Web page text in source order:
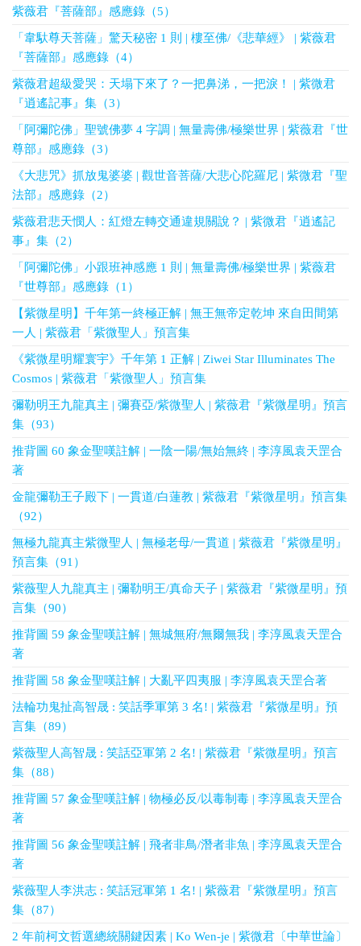
紫薇君『菩薩部』感應錄（5）
「韋馱尊天菩薩」驚天秘密 1 則 | 樓至佛/《悲華經》 | 紫薇君
『菩薩部』感應錄（4）
紫薇君超級愛哭：天塌下來了？一把鼻涕，一把淚！ | 紫微君
『逍遙記事』集（3）
「阿彌陀佛」聖號佛夢 4 字調 | 無量壽佛/極樂世界 | 紫薇君『世
尊部』感應錄（3）
《大悲咒》抓放鬼婆婆 | 觀世音菩薩/大悲心陀羅尼 | 紫微君『聖
法部』感應錄（2）
紫薇君悲天憫人：紅燈左轉交通違規關說？ | 紫微君『逍遙記
事』集（2）
「阿彌陀佛」小跟班神感應 1 則 | 無量壽佛/極樂世界 | 紫薇君
『世尊部』感應錄（1）
【紫微星明】千年第一終極正解 | 無王無帝定乾坤 來自田間第
一人 | 紫薇君「紫微聖人」預言集
《紫微星明耀寰宇》千年第 1 正解 | Ziwei Star Illuminates The
Cosmos | 紫薇君「紫微聖人」預言集
彌勒明王九龍真主 | 彌賽亞/紫微聖人 | 紫薇君『紫微星明』預言
集（93）
推背圖 60 象金聖嘆註解 | 一陰一陽/無始無終 | 李淳風袁天罡合
著
金龍彌勒王子殿下 | 一貫道/白蓮教 | 紫薇君『紫微星明』預言集
（92）
無極九龍真主紫微聖人 | 無極老母/一貫道 | 紫薇君『紫微星明』
預言集（91）
紫薇聖人九龍真主 | 彌勒明王/真命天子 | 紫薇君『紫微星明』預
言集（90）
推背圖 59 象金聖嘆註解 | 無城無府/無爾無我 | 李淳風袁天罡合
著
推背圖 58 象金聖嘆註解 | 大亂平四夷服 | 李淳風袁天罡合著
法輪功鬼扯高智晟 : 笑話季軍第 3 名! | 紫薇君『紫微星明』預
言集（89）
紫薇聖人高智晟 : 笑話亞軍第 2 名! | 紫薇君『紫微星明』預言
集（88）
推背圖 57 象金聖嘆註解 | 物極必反/以毒制毒 | 李淳風袁天罡合
著
推背圖 56 象金聖嘆註解 | 飛者非鳥/潛者非魚 | 李淳風袁天罡合
著
紫薇聖人李洪志 : 笑話冠軍第 1 名! | 紫薇君『紫微星明』預言
集（87）
2 年前柯文哲選總統關鍵因素 | Ko Wen-je | 紫微君〔中華世論〕